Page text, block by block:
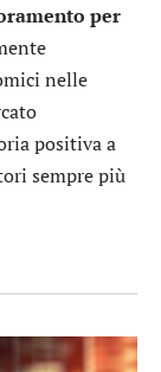
per
nelle
positiva a
sempre più